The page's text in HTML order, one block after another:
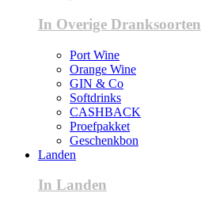
In Overige Dranksoorten
Port Wine
Orange Wine
GIN & Co
Softdrinks
CASHBACK
Proefpakket
Geschenkbon
Landen
In Landen